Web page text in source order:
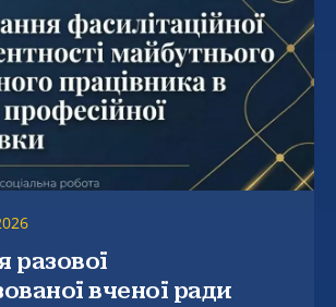
разової
вченої ради